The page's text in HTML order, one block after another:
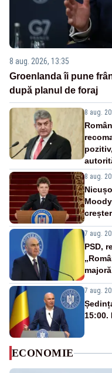
8 aug. 2026, 13:35
Groenlanda îi pune
după planul de foraj
8 aug.
8 aug.
7 aug.
PSD,
7 aug.
ECONOMIE